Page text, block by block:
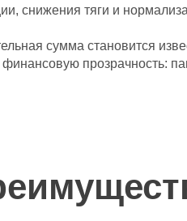
снижения тяги и
сумма становится
прозрачность: